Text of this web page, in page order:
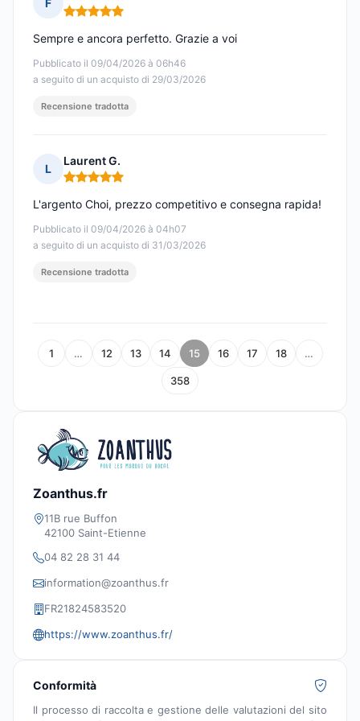
F
Nota: 5 su 5
Pubblicato il 09/04/2026 à 06h46
a seguito di un acquisto di 29/03/2026
Sempre e ancora perfetto. Grazie a voi
Recensione tradotta
L
Laurent G.
Nota: 5 su 5
Pubblicato il 09/04/2026 à 04h07
a seguito di un acquisto di 31/03/2026
L'argento Choi, prezzo competitivo e consegna rapida!
Recensione tradotta
1 … 12 13 14 15 16 17 18 …
358
Zoanthus.fr
11B rue Buffon
42100 Saint-Etienne
04 82 28 31 44
information@zoanthus.fr
FR21824583520
https://www.zoanthus.fr/
Conformità
Il processo di raccolta e gestione delle valutazioni del sito